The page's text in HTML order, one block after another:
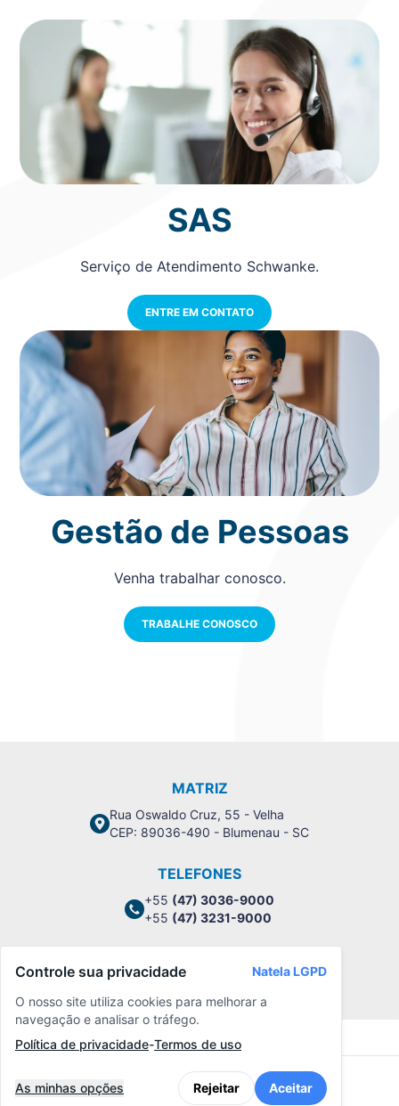
SAS
Serviço de Atendimento Schwanke.
ENTRE EM CONTATO
Gestão de Pessoas
Venha trabalhar conosco.
TRABALHE CONOSCO
MATRIZ
Rua Oswaldo Cruz, 55 - Velha
CEP: 89036-490 - Blumenau - SC
TELEFONES
+55 (47) 3036-9000
+55 (47) 3231-9000
Política de Privacidade
Controle sua privacidade
Natela LGPD
O nosso site utiliza cookies para melhorar a
navegação e analisar o tráfego.
Política de privacidade-Termos de uso
As minhas opções Rejeitar Aceitar